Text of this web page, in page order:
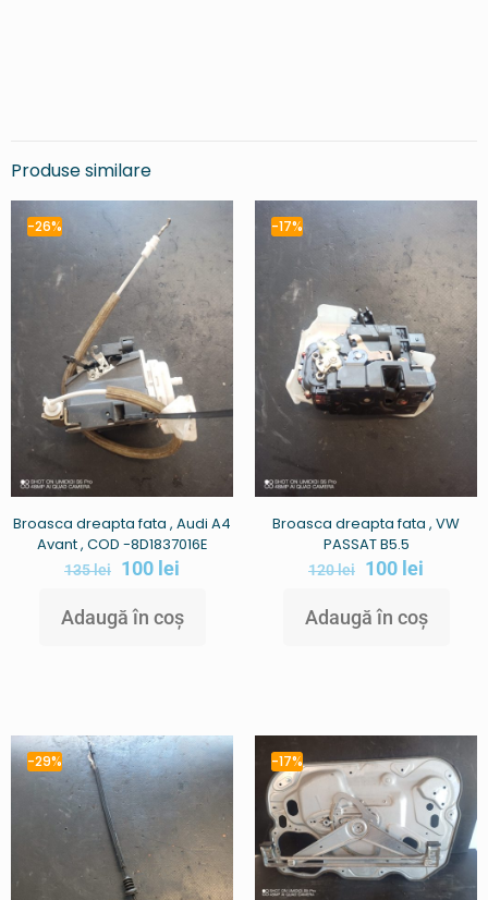
Produse similare
-26%
Broasca dreapta fata , Audi A4
Avant , COD -8D1837016E
135lei 100 lei
Adaugă în coș
-17%
Broasca dreapta fata , VW
PASSAT B5.5
120lei 100 lei
Adaugă în coș
-29% -17%